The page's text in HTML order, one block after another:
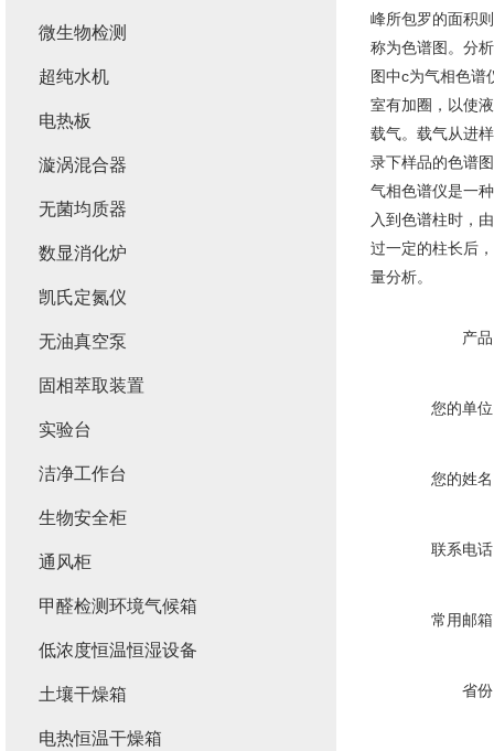
峰所包罗的面积
称为色谱图。分
图中c为气相色谱
室有加圈，以使
载气。载气从进
录下样品的色谱
气相色谱仪是一
入到色谱柱时，
过一定的柱长后
量分析。
产
您的单
您的姓
联系电
常用邮
省
微生物检测
超纯水机
电热板
漩涡混合器
无菌均质器
数显消化炉
凯氏定氮仪
无油真空泵
固相萃取装置
实验台
洁净工作台
生物安全柜
通风柜
甲醛检测环境气候箱
低浓度恒温恒湿设备
土壤干燥箱
电热恒温干燥箱